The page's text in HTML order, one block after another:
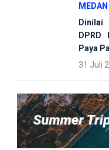
MEDAN
Dinilai
DPRD
Paya
31 Juli